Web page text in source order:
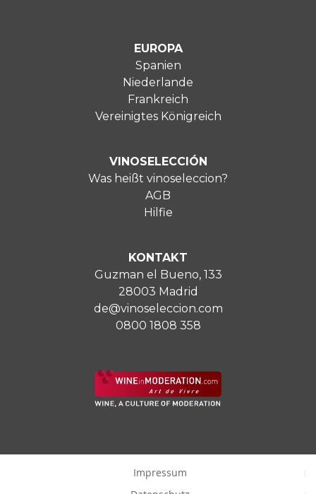
EUROPA
Spanien
Niederlande
Frankreich
Vereinigtes Königreich
VINOSELECCIÓN
Was heißt vinoseleccion?
AGB
Hilfie
KONTAKT
Guzman el Bueno, 133
28003 Madrid
de@vinoseleccion.com
0800 1808 358
Impressum